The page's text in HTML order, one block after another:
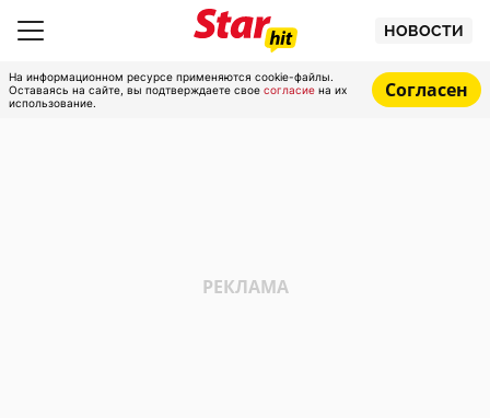
НОВОСТИ
На информационном ресурсе применяются cookie-файлы.
Оставаясь на сайте, вы подтверждаете свое согласие на их
использование.
Согласен